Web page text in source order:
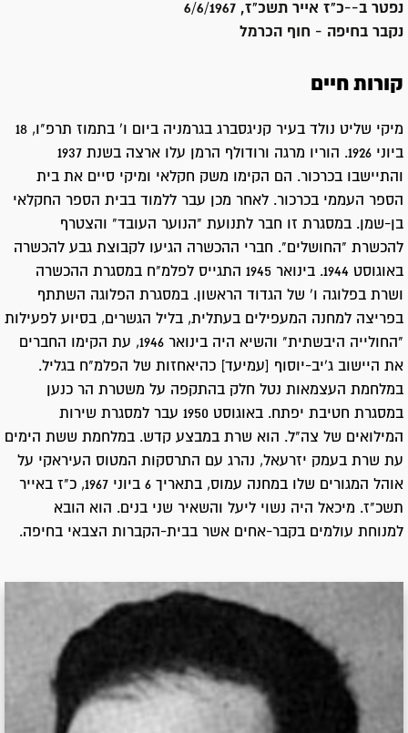
נפטר ב--כ"ז אייר תשכ"ז, 6/6/1967
נקבר בחיפה - חוף הכרמל
קורות חיים
מיקי שליט נולד בעיר קניגסברג בגרמניה ביום ו' בתמוז תרפ"ו, 18
ביוני 1926. הוריו מרגה ורודולף הרמן עלו ארצה בשנת 1937
והתיישבו בכרכור. הם הקימו משק חקלאי ומיקי סיים את בית
הספר העממי בכרכור. לאחר מכן עבר ללמוד בבית הספר החקלאי
בן-שמן. במסגרת זו חבר לתנועת "הנוער העובד" והצטרף
להכשרת "החושלים". חברי ההכשרה הגיעו לקבוצת גבע להכשרה
באוגוסט 1944. בינואר 1945 התגייס לפלמ"ח במסגרת ההכשרה
ושרת בפלוגה ו' של הגדוד הראשון. במסגרת הפלוגה השתתף
בפריצה למחנה המעפילים בעתלית, בליל הגשרים, בסיוע לפעילות
"החולייה היבשתית" והשיא היה בינואר 1946, עת הקימו החברים
את היישוב ג'יב-יוסוף [עמיעד] כהיאחזות של הפלמ"ח בגליל.
במלחמת העצמאות נטל חלק בהתקפה על משטרת הר כנען
במסגרת חטיבת יפתח. באוגוסט 1950 עבר למסגרת שירות
המילואים של צה"ל. הוא שרת במבצע קדש. במלחמת ששת הימים
עת שרת בעמק יזרעאל, נהרג עם התרסקות המטוס העיראקי על
אוהל המגורים שלו במחנה עמוס, בתאריך 6 ביוני 1967, כ"ז באייר
תשכ"ז. מיכאל היה נשוי ליעל והשאיר שני בנים. הוא הובא
למנוחת עולמים בקבר-אחים אשר בבית-הקברות הצבאי בחיפה.